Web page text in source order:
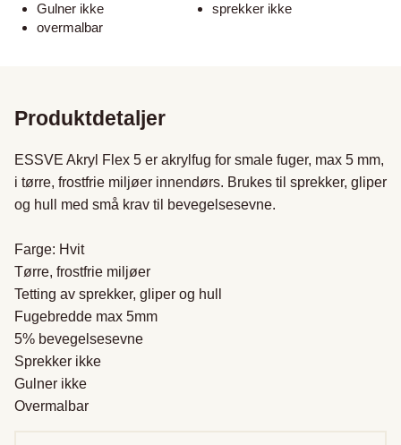
Gulner ikke
overmalbar
sprekker ikke
Produktdetaljer
ESSVE Akryl Flex 5 er akrylfug for smale fuger, max 5 mm,
i tørre, frostfrie miljøer innendørs. Brukes til sprekker, gliper
og hull med små krav til bevegelsesevne.
Farge: Hvit
Tørre, frostfrie miljøer
Tetting av sprekker, gliper og hull
Fugebredde max 5mm
5% bevegelsesevne
Sprekker ikke
Gulner ikke
Overmalbar